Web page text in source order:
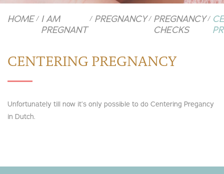
HOME / I AM
PREGNANT
/ PREGNANCY / PREGNANCY
CHECKS
/
CENTERING PREGNANCY
Unfortunately till now it’s only possible to do Centering Pregancy
in Dutch.